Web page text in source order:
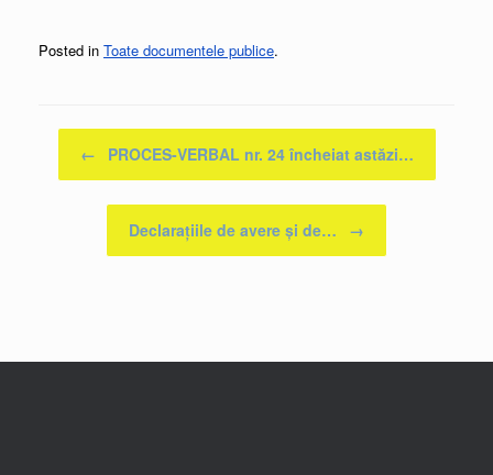
Posted in Toate documentele publice.
Post navigation
← PROCES-VERBAL nr. 24 încheiat astăzi…
Declarațiile de avere și de… →